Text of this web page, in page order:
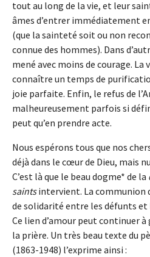
tout au long de la vie, et leur
âmes d’entrer immédiatement
(que la sainteté soit ou non
connue des hommes). Dans
mené avec moins de courage.
connaître un temps de
joie parfaite. Enfin, le refus de
malheureusement parfois si
peut qu’en prendre acte.
Nous espérons tous que nos
déjà dans le cœur de Dieu, mais
C’est là que le beau dogme* de la
saintsintervient. La communion
de solidarité entre les défunts
Ce lien d’amour peut continuer
la prière. Un très beau texte du
(1863-1948) l’exprime ainsi :